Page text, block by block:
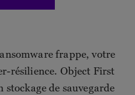
frappe, votre
résilience. Object First
de sauvegarde